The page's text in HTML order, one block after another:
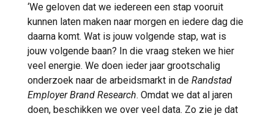
‘We geloven dat we iedereen een stap vooruit
kunnen laten maken naar morgen en iedere dag die
daarna komt. Wat is jouw volgende stap, wat is
jouw volgende baan? In die vraag steken we hier
veel energie. We doen ieder jaar grootschalig
onderzoek naar de arbeidsmarkt in de Randstad
Employer Brand Research. Omdat we dat al jaren
doen, beschikken we over veel data. Zo zie je dat